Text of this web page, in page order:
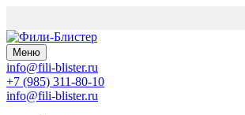
Меню
info@fili-blister.ru
+7 (985) 311-80-10
info@fili-blister.ru